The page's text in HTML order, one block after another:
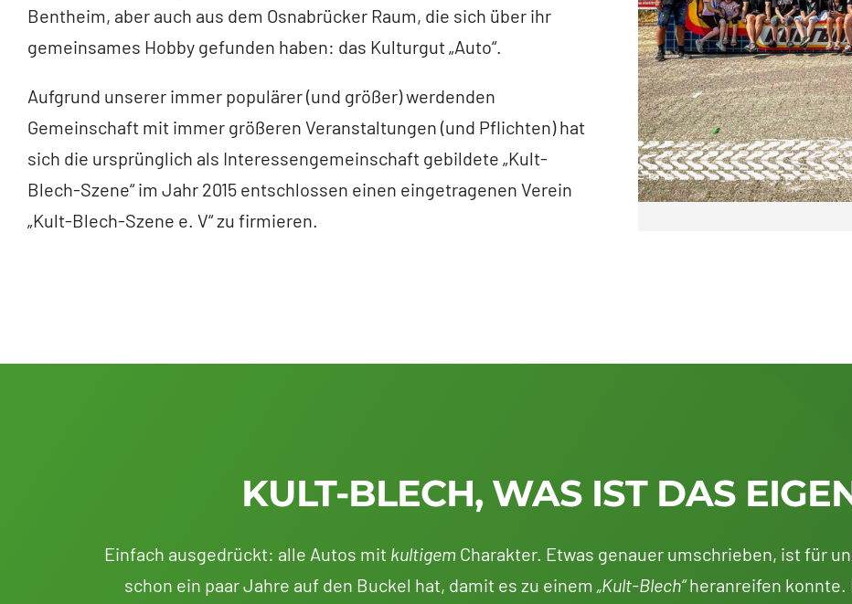
Bentheim, aber auch aus dem Osnabrücker Raum, die sich über ihr
gemeinsames Hobby gefunden haben: das Kulturgut „Auto“.
Aufgrund unserer immer populärer (und größer) werdenden
Gemeinschaft mit immer größeren Veranstaltungen (und Pflichten) hat
sich die ursprünglich als Interessengemeinschaft gebildete „Kult-
Blech-Szene“ im Jahr 2015 entschlossen einen eingetragenen Verein
„Kult-Blech-Szene e. V“ zu firmieren.
KULT-BLECH, WAS IST DAS
Einfach ausgedrückt: alle Autos mit kultigem Charakter. Etwas genauer umschrieben, ist für
schon ein paar Jahre auf den Buckel hat, damit es zu einem „Kult-Blech“heranreifen konnte.